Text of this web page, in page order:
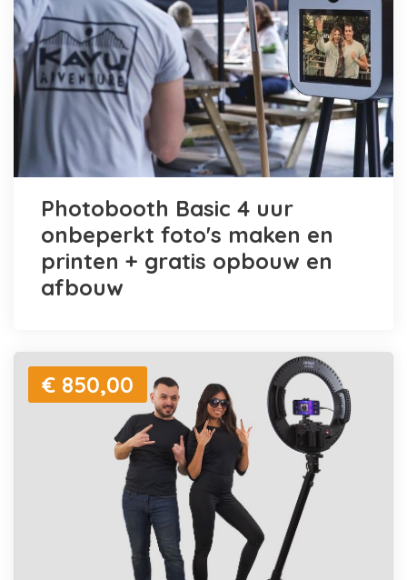
Photobooth Basic 4 uur
onbeperkt foto's maken en
printen + gratis opbouw en
afbouw
€ 850,00